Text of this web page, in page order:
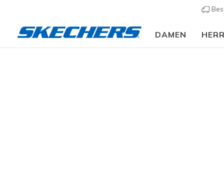
DAMEN